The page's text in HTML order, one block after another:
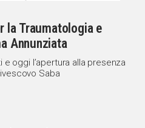
la Traumatologia e
Annunziata
oggi l’apertura alla presenza
Saba